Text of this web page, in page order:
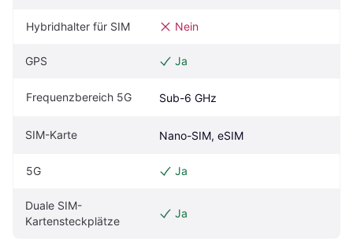
Hybridhalter für SIM Nein
GPS Ja
Frequenzbereich 5G Sub-6 GHz
SIM-Karte Nano-SIM, eSIM
5G Ja
Duale SIM-
Kartensteckplätze
Ja